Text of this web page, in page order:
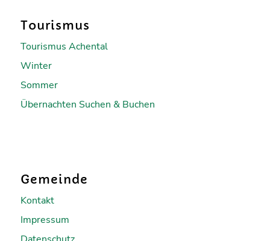
Tourismus
Tourismus Achental
Winter
Sommer
Übernachten Suchen & Buchen
Gemeinde
Kontakt
Impressum